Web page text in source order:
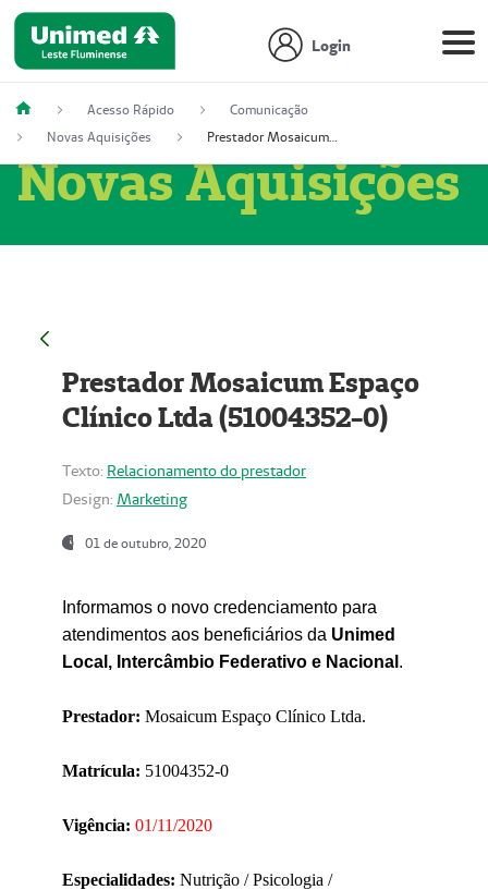
Login
Acesso Rápido
Comunicação
Novas Aquisições
Prestador Mosaicum Espaço Clínico Ltda (51004352-0)
Novas Aquisições
Prestador Mosaicum Espaço
Clínico Ltda (51004352-0)
Texto: Relacionamento do prestador
Design: Marketing
01 de outubro, 2020
Informamos o novo credenciamento para
atendimentos aos beneficiários da Unimed
Local, Intercâmbio Federativo e Nacional .
Prestador: Mosaicum Espaço Clínico Ltda.
Matrícula: 51004352-0
Vigência: 01/11/2020
Especialidades: Nutrição / Psicologia /